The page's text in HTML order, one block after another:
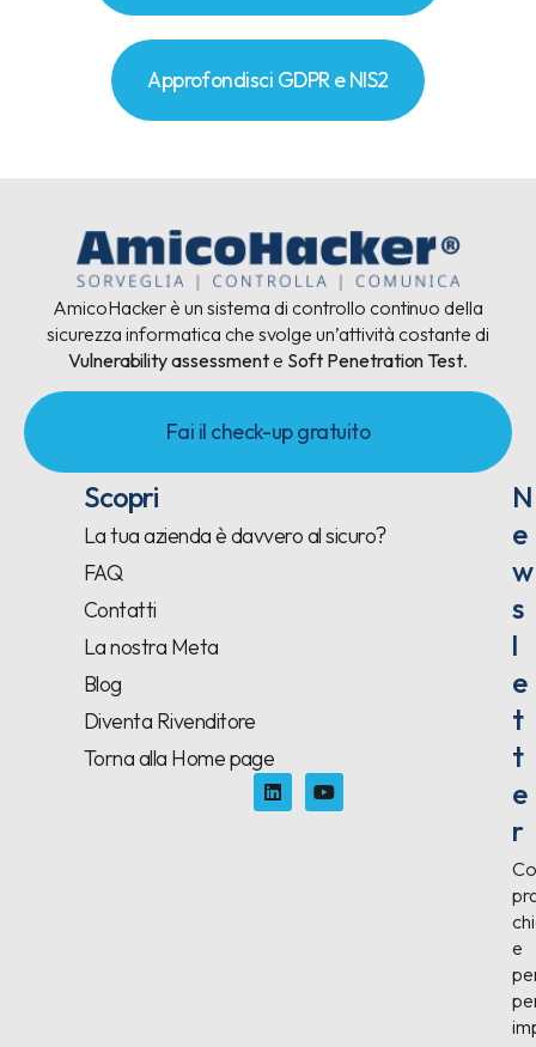
Approfondisci GDPR e NIS2
AmicoHacker è un sistema di controllo continuo della
sicurezza informatica che svolge un’attività costante di
Vulnerability assessmente Soft Penetration Test.
Fai il check-up gratuito
Scopri
La tua azienda è davvero al sicuro?
FAQ
Contatti
La nostra Meta
Blog
Diventa Rivenditore
Torna alla Home page
N
e
w
s
l
e
t
t
e
r
e